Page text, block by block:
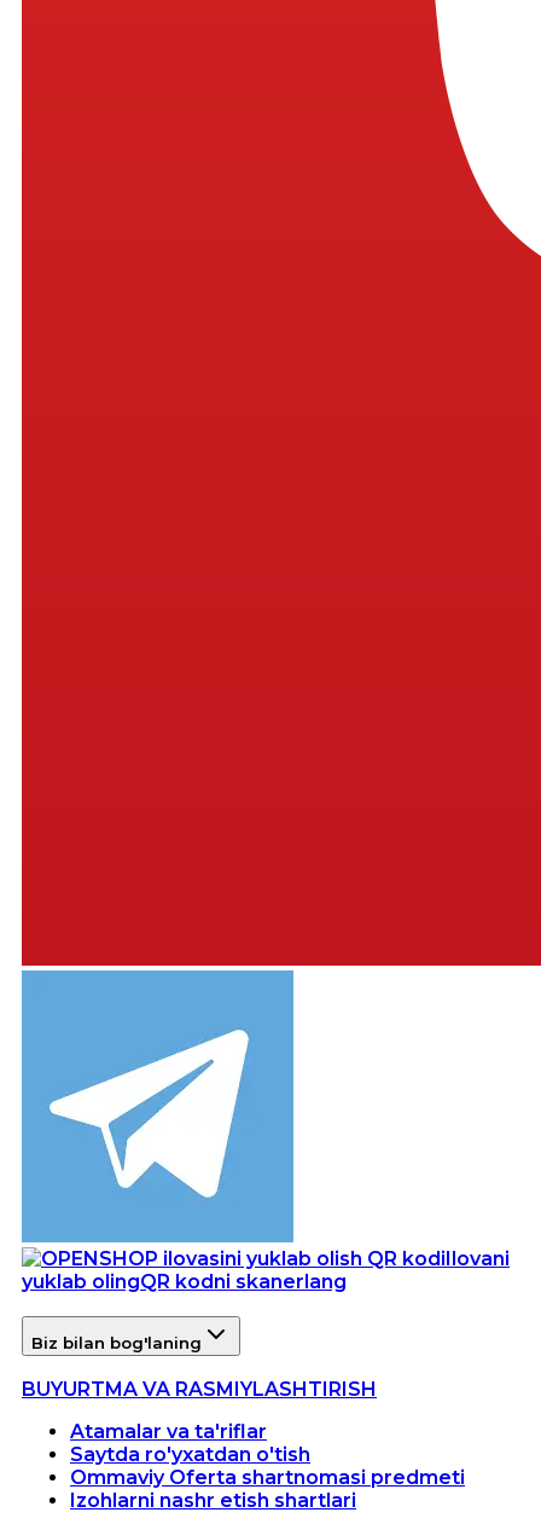
Ilovani
yuklab olingQR kodni skanerlang
Biz bilan bog'laning
BUYURTMA VA RASMIYLASHTIRISH
Atamalar va ta'riflar
Saytda ro'yxatdan o'tish
Ommaviy Oferta shartnomasi predmeti
Izohlarni nashr etish shartlari